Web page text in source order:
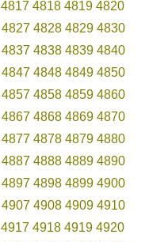
4817 4818 4819 4820
4827 4828 4829 4830
4837 4838 4839 4840
4847 4848 4849 4850
4857 4858 4859 4860
4867 4868 4869 4870
4877 4878 4879 4880
4887 4888 4889 4890
4897 4898 4899 4900
4907 4908 4909 4910
4917 4918 4919 4920